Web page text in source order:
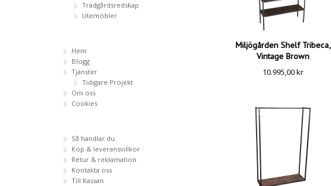
Miljögården Shelf Tribeca,
Vintage Brown
10.995,00kr
Trädgårdsredskap
Utemöbler
Hem
Blogg
Tjänster
Tidigare Projekt
Om oss
Cookies
Så handlar du
Köp & leveransvillkor
Retur & reklamation
Kontakta oss
Till Kassan